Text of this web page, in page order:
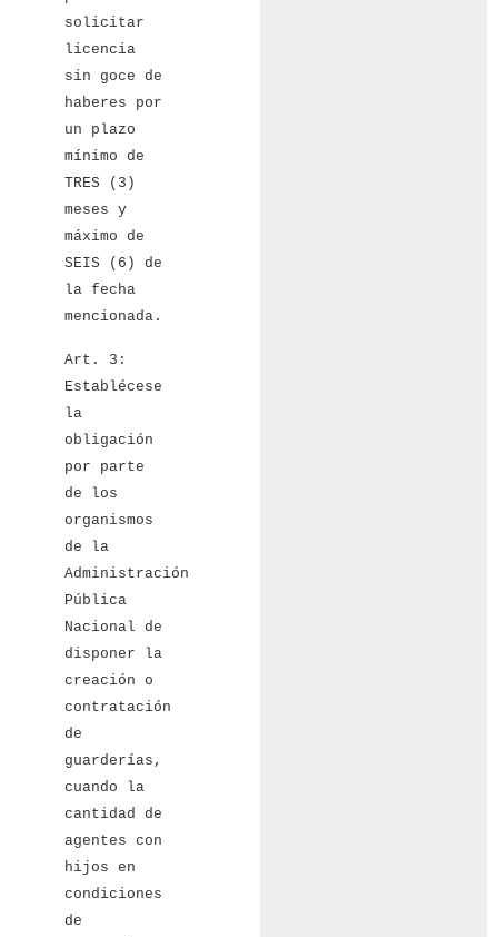
solicitar
licencia
sin goce de
haberes por
un plazo
mínimo de
TRES (3)
meses y
máximo de
SEIS (6) de
la fecha
mencionada.
Art. 3:
Establécese
la
obligación
por parte
de los
organismos
de la
Administración
Pública
Nacional de
disponer la
creación o
contratación
de
guarderías,
cuando la
cantidad de
agentes con
hijos en
condiciones
de